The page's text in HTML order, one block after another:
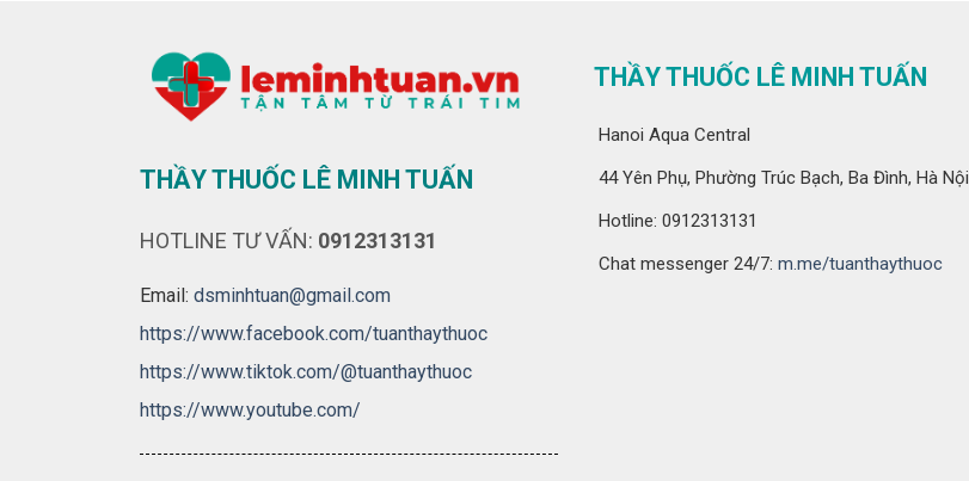
THẦY THUỐC LÊ MINH TUẤN
HOTLINE TƯ VẤN: 0912313131
Email: dsminhtuan@gmail.com
https://www.facebook.com/tuanthaythuoc
https://www.tiktok.com/@tuanthaythuoc
https://www.youtube.com/
THẦY THUỐC LÊ MINH TUẤN
Hanoi Aqua Central
44 Yên Phụ, Phường Trúc Bạch, Ba Đình, Hà Nội
Hotline: 0912313131
Chat messenger 24/7: m.me/tuanthaythuoc